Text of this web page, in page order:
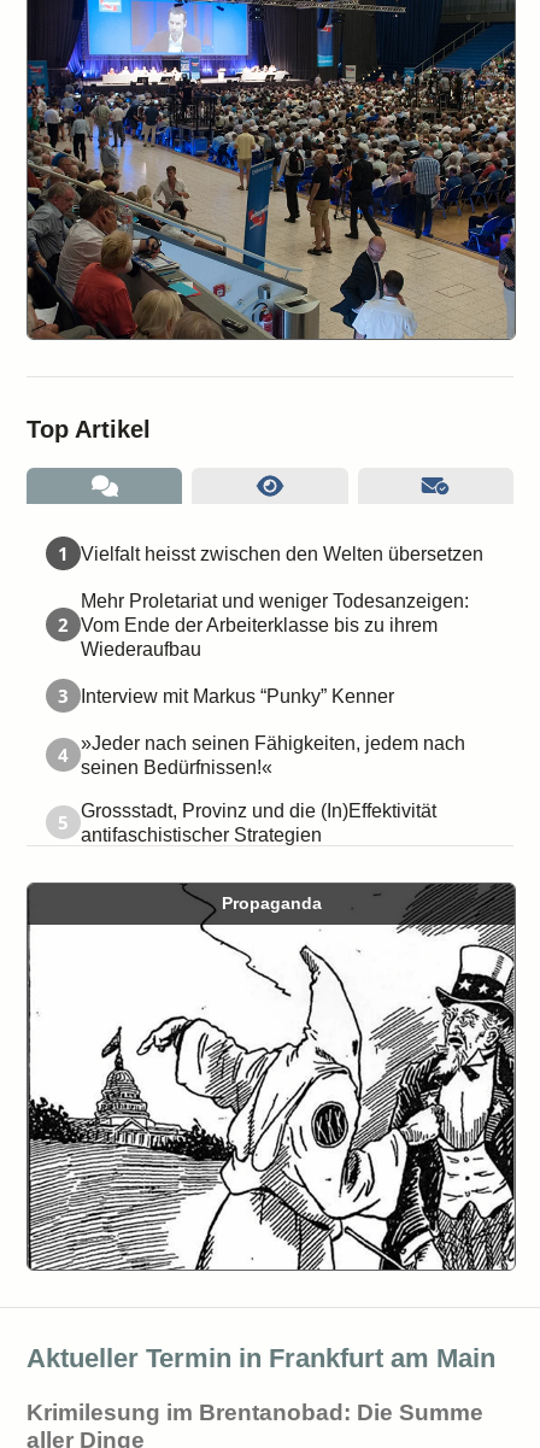
Top Artikel
1 Vielfalt heisst zwischen den Welten übersetzen
2
Mehr Proletariat und weniger Todesanzeigen:
Vom Ende der Arbeiterklasse bis zu ihrem
Wiederaufbau
3 Interview mit Markus “Punky” Kenner
4
»Jeder nach seinen Fähigkeiten, jedem nach
seinen Bedürfnissen!«
5
Grossstadt, Provinz und die (In)Effektivität
antifaschistischer Strategien
Propaganda
Aktueller Termin in Frankfurt am Main
Krimilesung im Brentanobad: Die Summe
aller Dinge